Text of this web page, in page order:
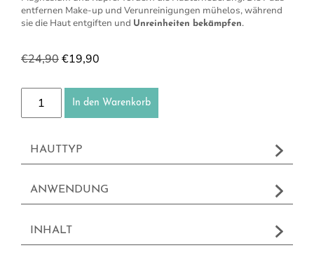
entfernen Make-up und Verunreinigungen mühelos, während
sie die Haut entgiften und Unreinheiten bekämpfen.
€24,90€19,90
Detox - Gesichtsreinigungspads Menge
In den Warenkorb
HAUTTYP
ANWENDUNG
INHALT